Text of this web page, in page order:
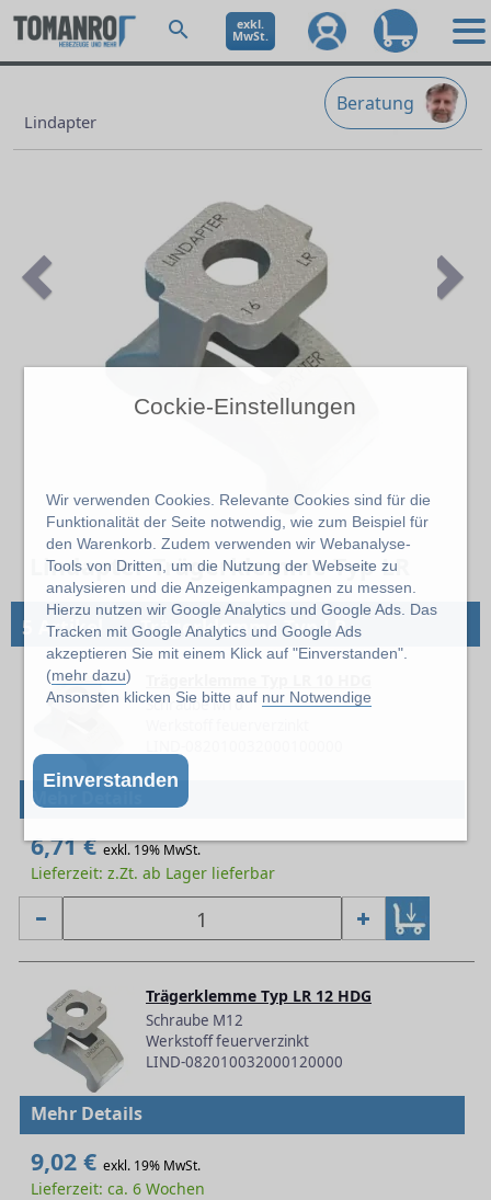
Cockie-Einstellungen
Wir verwenden Cookies. Relevante Cookies sind für die
Funktionalität der Seite notwendig, wie zum Beispiel für
den Warenkorb. Zudem verwenden wir Webanalyse-
Tools von Dritten, um die Nutzung der Webseite zu
analysieren und die Anzeigenkampagnen zu messen.
Hierzu nutzen wir Google Analytics und Google Ads. Das
Tracken mit Google Analytics und Google Ads
akzeptieren Sie mit einem Klick auf "Einverstanden".
(mehr dazu)
Ansonsten klicken Sie bitte auf nur Notwendige
Einverstanden
exkl.
MwSt.
Beratung
Lindapter
Lindapter Trägerklemme Typ LR
5 Artikel→Trägerklemme Typ LR
Schraube M10
Mehr Details
6,71 €exkl. 19% MwSt.
Lieferzeit: z.Zt. ab Lager lieferbar
Trägerklemme Typ LR 12 HDG
Schraube M12
Werkstoff feuerverzinkt
LIND-082010032000120000
Mehr Details
9,02 € exkl. 19% MwSt.
Lieferzeit: ca. 6 Wochen